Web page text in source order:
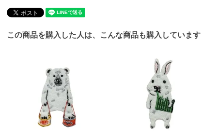
この商品を購入した人は、こんな商品も購入しています